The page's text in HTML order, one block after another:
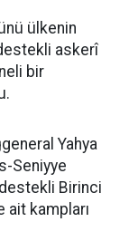
ülkenin
askerî
bir
Yahya
Seniyye
Birinci
ait kampları